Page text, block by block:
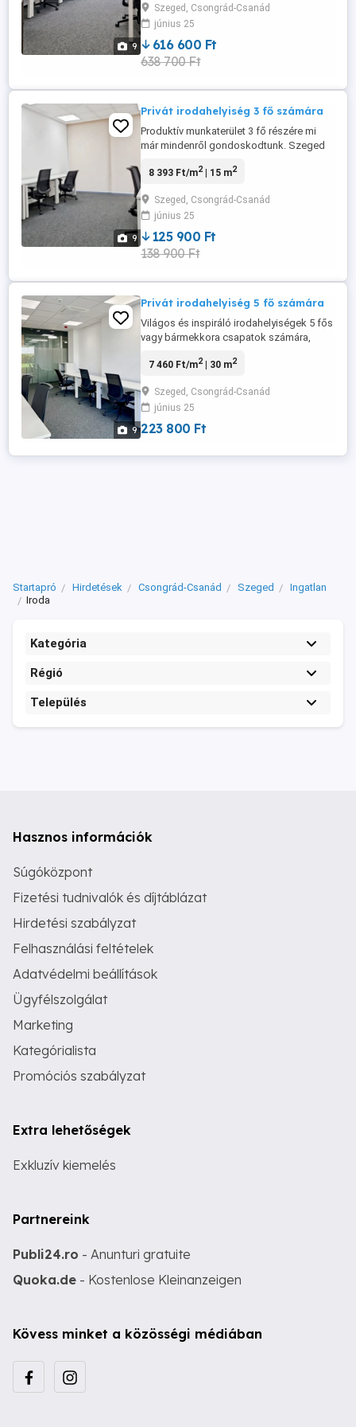
9
későbbiekben akár több helyet is
igényelhet vagy másik helyszínre
költözhet bárhova is szólítja a munkája.
Szeged ...
Szeged, Csongrád-Csanád
június 25
616 600 Ft
638 700 Ft
9
Privát irodahelyiség 3 fő számára
Produktív munkaterület 3 fő részére mi
már mindenről gondoskodtunk. Szeged
modern és lendületes munkakörnyezetet
Ez az irodaközpont ideális
elhelyezkedésének köszönhetően könnyű
hozzáférést biztosít a város ...
8 393 Ft/m2| 15 m2
Szeged, Csongrád-Csanád
június 25
125 900 Ft
138 900 Ft
9
Privát irodahelyiség 5 fő számára
Világos és inspiráló irodahelyiségek 5 fős
vagy bármekkora csapatok számára,
nyújthasson. Szeged szívében található a
lendületes munkakörnyezetet kínál
minden méretű vállalkozás számára. Ez az
irodaközpont ideális elhelyezkedésének
7 460 Ft/m2| 30 m2
Szeged, Csongrád-Csanád
június 25
223 800 Ft
Startapró Hirdetések Csongrád-Csanád Szeged
Ingatlan
Iroda
Kategória
Régió
Település
Hasznos információk
Súgóközpont
Fizetési tudnivalók és díjtáblázat
Hirdetési szabályzat
Felhasználási feltételek
Adatvédelmi beállítások
Ügyfélszolgálat
Marketing
Kategórialista
Promóciós szabályzat
Extra lehetőségek
Exkluzív kiemelés
Partnereink
Publi24.ro - Anunturi gratuite
Quoka.de - Kostenlose Kleinanzeigen
Kövess minket a közösségi médiában